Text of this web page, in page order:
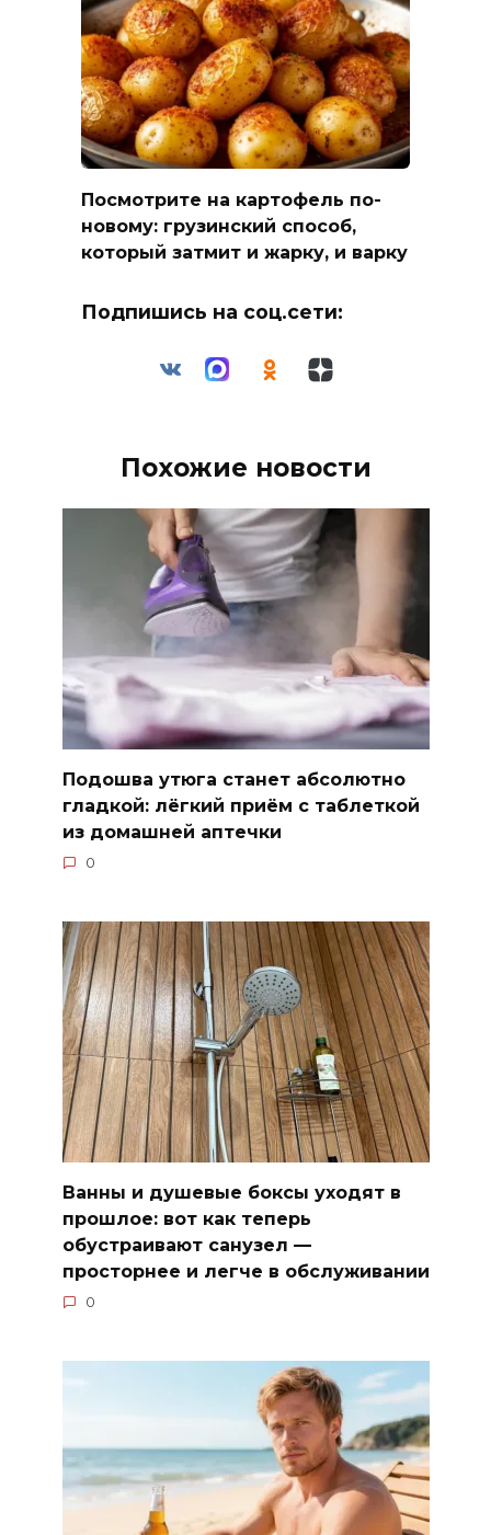
Посмотрите на картофель по-
новому: грузинский способ,
который затмит и жарку, и варку
Подпишись на соц.сети:
Похожие новости
Подошва утюга станет абсолютно
гладкой: лёгкий приём с таблеткой
из домашней аптечки
0
Ванны и душевые боксы уходят в
прошлое: вот как теперь
обустраивают санузел —
просторнее и легче в обслуживании
0